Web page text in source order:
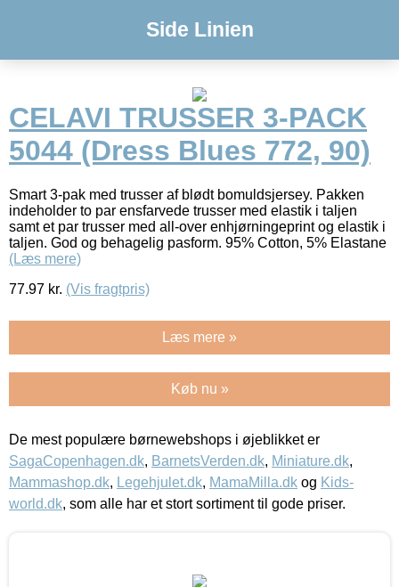
Side Linien
CELAVI TRUSSER 3-PACK
5044 (Dress Blues 772, 90)
Smart 3-pak med trusser af blødt bomuldsjersey. Pakken
indeholder to par ensfarvede trusser med elastik i taljen
samt et par trusser med all-over enhjørningeprint og elastik i
taljen. God og behagelig pasform. 95% Cotton, 5% Elastane
(Læs mere)
77.97 kr. (Vis fragtpris)
Læs mere »
Køb nu »
De mest populære børnewebshops i øjeblikket er
SagaCopenhagen.dk, BarnetsVerden.dk, Miniature.dk,
Mammashop.dk, Legehjulet.dk, MamaMilla.dk og Kids-
world.dk, som alle har et stort sortiment til gode priser.